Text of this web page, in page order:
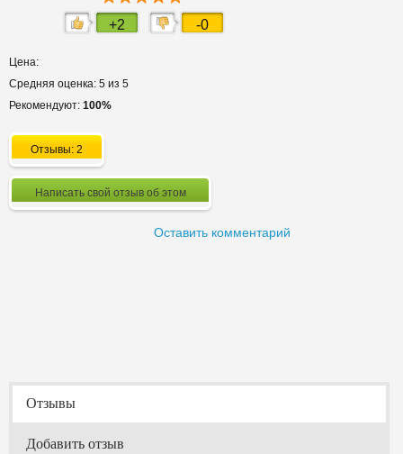
+2 -0
Цена:
Средняя оценка: 5 из 5
Рекомендуют: 100%
Отзывы: 2
Написать свой отзыв об этом
Оставить комментарий
Отзывы
Добавить отзыв